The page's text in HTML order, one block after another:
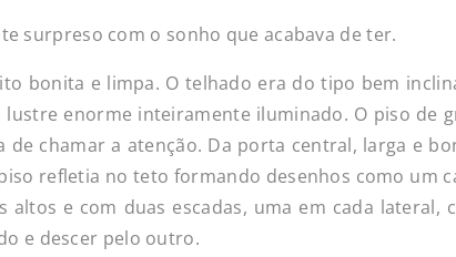
surpreso com o sonho que acabava de ter.
bonita e limpa. O telhado era do tipo bem
enorme inteiramente iluminado. O piso de
chamar a atenção. Da porta central, larga e
refletia no teto formando desenhos como um
e com duas escadas, uma em cada lateral,
e descer pelo outro.